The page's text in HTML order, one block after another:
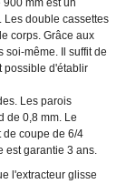
mm est un
Les double cassettes
corps. Grâce aux
soi-même. Il suffit de
possible d'établir
Les parois
de 0,8 mm. Le
de coupe de 6/4
est garantie 3 ans.
l'extracteur glisse